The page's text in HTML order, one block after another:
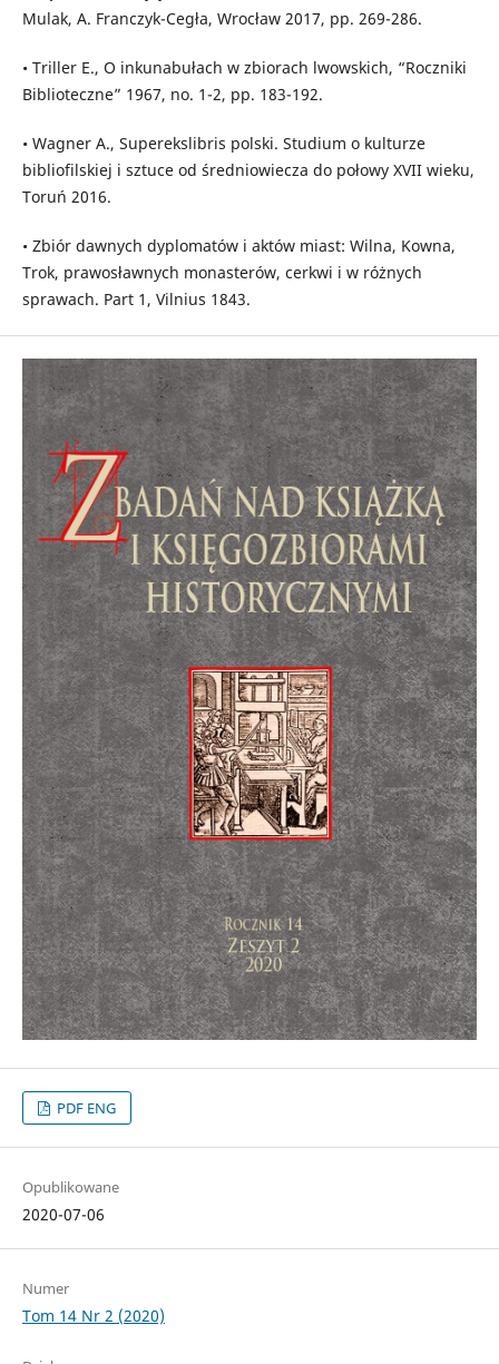
Mulak, A. Franczyk-Cegła, Wrocław 2017, pp. 269-286.
• Triller E., O inkunabułach w zbiorach lwowskich, “Roczniki
Biblioteczne” 1967, no. 1-2, pp. 183-192.
• Wagner A., Superekslibris polski. Studium o kulturze
bibliofilskiej i sztuce od średniowiecza do połowy XVII wieku,
Toruń 2016.
• Zbiór dawnych dyplomatów i aktów miast: Wilna, Kowna,
Trok, prawosławnych monasterów, cerkwi i w różnych
sprawach. Part 1, Vilnius 1843.
PDF ENG
Opublikowane
2020-07-06
Numer
Tom 14 Nr 2 (2020)